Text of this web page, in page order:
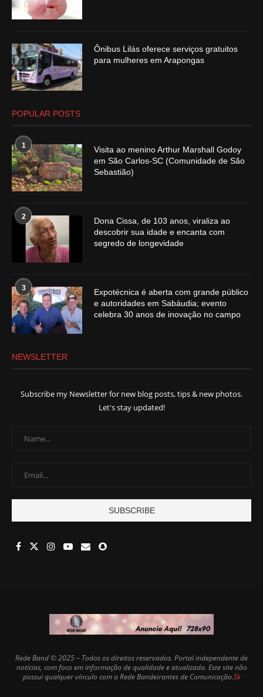
Ônibus Lilás oferece serviços gratuitos
para mulheres em Arapongas
POPULAR POSTS
1
Visita ao menino Arthur Marshall Godoy
em São Carlos-SC (Comunidade de São
Sebastião)
2
Dona Cissa, de 103 anos, viraliza ao
descobrir sua idade e encanta com
segredo de longevidade
3
Expotécnica é aberta com grande público
e autoridades em Sabáudia; evento
celebra 30 anos de inovação no campo
NEWSLETTER
Subscribe my Newsletter for new blog posts, tips & new photos.
Let's stay updated!
Rede Band © 2025 – Todos os direitos reservados. Portal independente de
notícias, com foco em informação de qualidade e atualizada. Este site não
possui qualquer vínculo com a Rede Bandeirantes de Comunicação.Sk